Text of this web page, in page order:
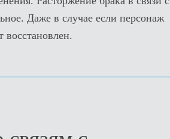
Даже в случае если персонаж
восстановлен.